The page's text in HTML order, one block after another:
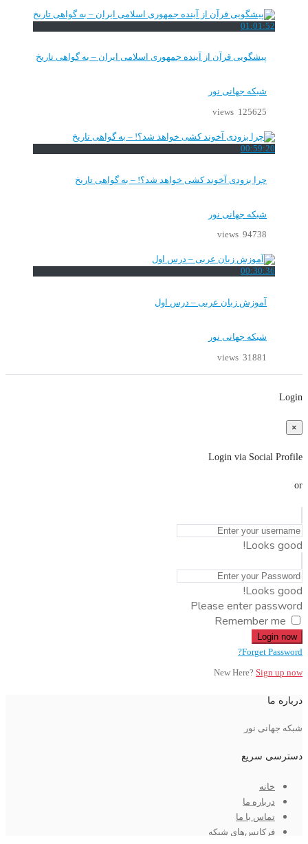
01:01:52
پیشگویی قرآن از آینده جمهوری اسلامی ایران – به گواهی تاریخ
شبکه جهانی نور
125625 views
00:59:20
چرا بزودی آخوند کشی خواهد شد؟! – به گواهی تاریخ
شبکه جهانی نور
94738 views
00:30:36
آموزش زبان عربی – درس اول
شبکه جهانی نور
31881 views
Login
×
Login via Social Profile
or
Looks good!
Looks good!
Please enter password
Remember me
Login now
Forget Password?
New Here? Sign up now
درباره ما
شبکه جهانی نور
دسترسی سریع
خانه
درباره ما
تماس با ما
فرکانس‌های شبکه